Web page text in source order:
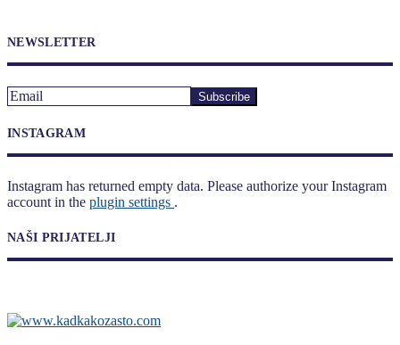
NEWSLETTER
INSTAGRAM
Instagram has returned empty data. Please authorize your Instagram
account in the plugin settings .
NAŠI PRIJATELJI